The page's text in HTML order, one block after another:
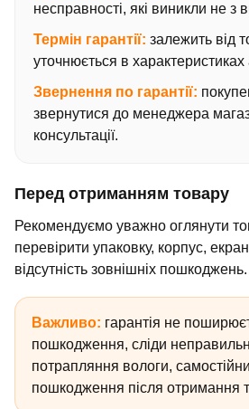
несправності, які виникли не з
Термін гарантії: залежить від
уточнюється в
Звернення по гарантії:
звернутися до менеджера
консультації.
Перед отриманням товару
Рекомендуємо уважно оглянути
перевірити упаковку, корпус,
відсутність зовнішніх пошкоджень.
Важливо: гарантія не
пошкодження, сліди
потрапляння вологи,
пошкодження після отримання